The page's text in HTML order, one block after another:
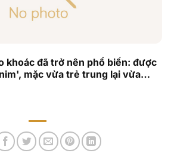
khoác đã trở nên phổ biến: được
mặc vừa trẻ trung lại vừa